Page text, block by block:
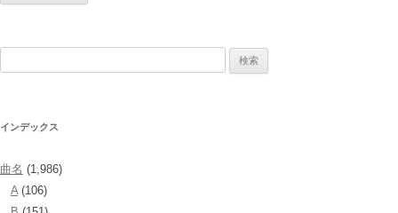
インデックス
曲名 (1,986)
A(106)